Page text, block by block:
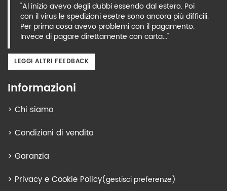
"Al inizio avevo degli dubbi essendo dal estero. Poi
con il virus le spedizioni esetre sono ancora più difficili.
Per prima cosa avevo problemi con il pagamento.
Invece di pagare direttamente con carta..."
LEGGI ALTRI FEEDBACK
Informazioni
> Chi siamo
> Condizioni di vendita
> Garanzia
> Privacy e Cookie Policy(gestisci preferenze)